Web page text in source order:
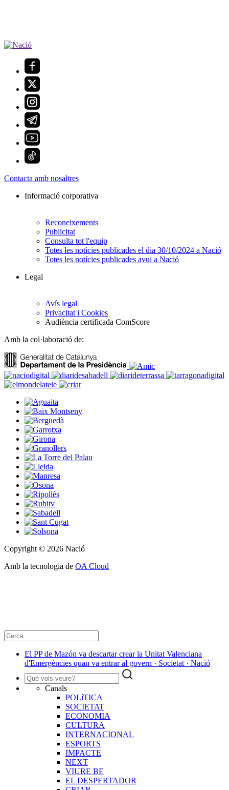
Contacta amb nosaltres
Informació corporativa
Reconeixements
Publicitat
Consulta tot l'equip
Totes les notícies publicades el dia 30/10/2024 a Nació
Totes les notícies publicades avui a Nació
Legal
Avís legal
Privacitat i Cookies
Audiència certificada ComScore
Amb la col·laboració de:
Copyright © 2026 Nació
Amb la tecnologia de OA Cloud
El PP de Mazón va descartar crear la Unitat Valenciana
d'Emergències quan va entrar al govern · Societat · Nació
Canals
POLíTICA
SOCIETAT
ECONOMIA
CULTURA
INTERNACIONAL
ESPORTS
IMPACTE
NEXT
VIURE BE
EL DESPERTADOR